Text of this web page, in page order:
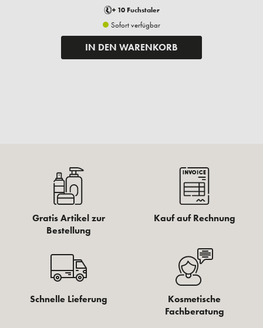
+ 10 Fuchstaler
Sofort verfügbar
IN DEN WARENKORB
Gratis Artikel zur
Bestellung
Kauf auf Rechnung
Schnelle Lieferung
Kosmetische
Fachberatung